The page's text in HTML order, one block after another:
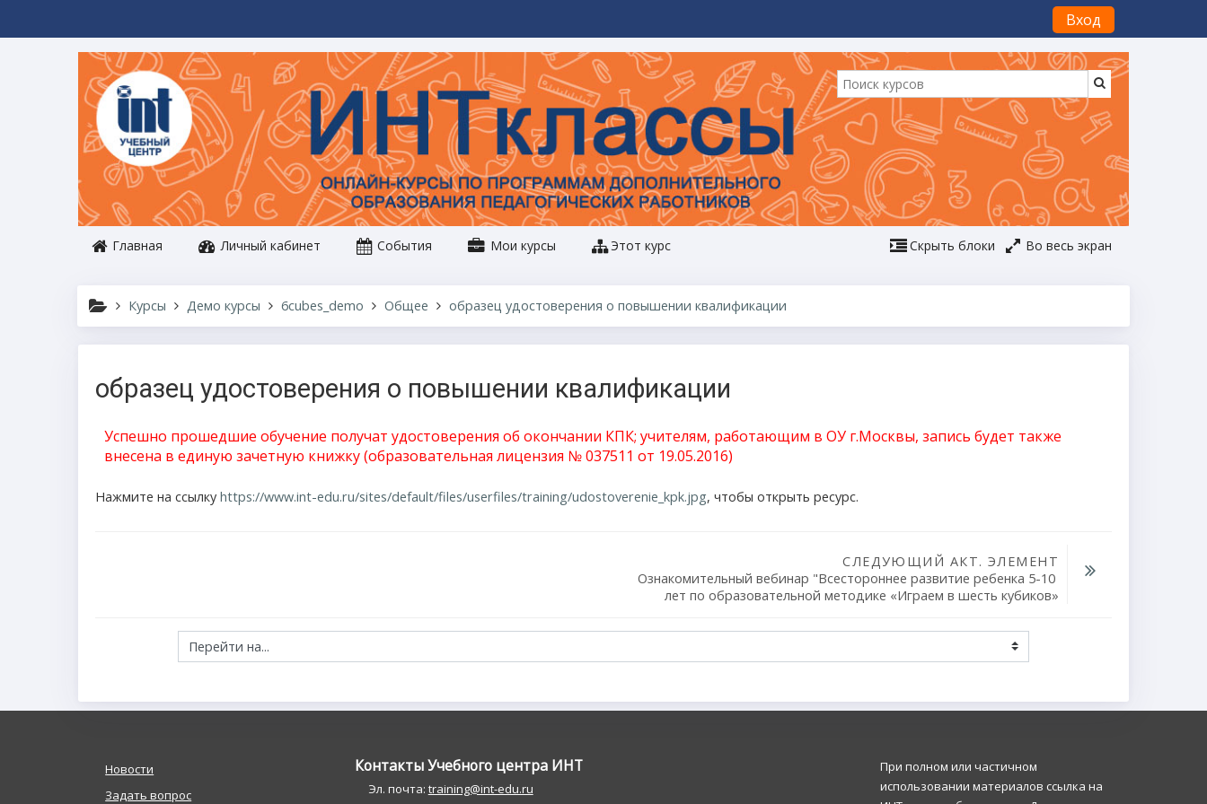
Вход
Главная Личный кабинет События Мои курсы Этот курс Скрыть блоки Во весь экран
Курсы Демо курсы 6cubes_demo Общее образец удостоверения о повышении квалификации
образец удостоверения о повышении квалификации
Успешно прошедшие обучение получат удостоверения об окончании КПК; учителям, работающим в ОУ г.Москвы, запись будет также
внесена в единую зачетную книжку (образовательная лицензия № 037511 от 19.05.2016)
Нажмите на ссылку https://www.int-edu.ru/sites/default/files/userfiles/training/udostoverenie_kpk.jpg, чтобы открыть ресурс.
СЛЕДУЮЩИЙ АКТ. ЭЛЕМЕНТ
Ознакомительный вебинар "Всестороннее развитие ребенка 5-10
лет по образовательной методике «Играем в шесть кубиков»
Новости
Задать вопрос
Контакты Учебного центра ИНT
Эл. почта: training@int-edu.ru
При полном или частичном
использовании материалов ссылка на